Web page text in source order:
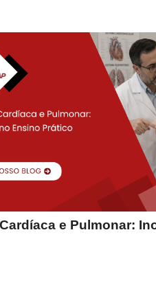
e Pulmonar: